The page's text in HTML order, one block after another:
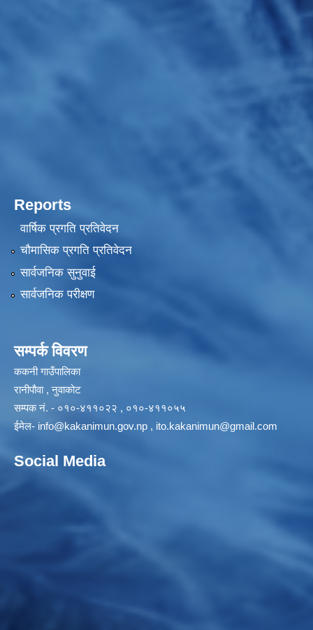
Reports
वार्षिक प्रगति प्रतिवेदन
चौमासिक प्रगति प्रतिवेदन
सार्वजनिक सुनुवाई
सार्वजनिक परीक्षण
सम्पर्क विवरण
ककनी गाउँपालिका
रानीपौवा , नुवाकोट
सम्पक नं. - ०१०-४११०२२ , ०१०-४११०५५
ईमेल- info@kakanimun.gov.np , ito.kakanimun@gmail.com
Social Media